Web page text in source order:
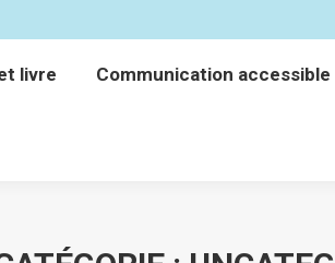
livre Communication accessible
livre Communication accessible